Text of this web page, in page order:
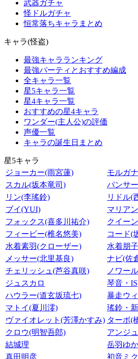
武器ガチャ
怪ドルガチャ
恒常落ちキャラまとめ
キャラ(怪盗)
最強キャラランキング
最強パーティとおすすめ編成
全キャラ一覧
星5キャラ一覧
星4キャラ一覧
おすすめの星4キャラ
ワンダー(主人公)の評価
声優一覧
キャラの誕生日まとめ
星5キャラ
ジョーカー(雨宮蓮)
モルガ
スカル(坂本竜司)
パンサ
リン(李瑤鈴)
リドル(
ブイ(YUI)
マリア
フォックス(喜多川祐介)
クイー
フィービー(椎名悠美)
コード(
水着素羽(クローザー)
水着朋
メッサー(北里基良)
ナビ(佐
チェリッシュ(芦谷真咲)
ノワー
ジュスカロ
琴音・IS
ハウラー(道玄坂琉七)
暴走ウ
マトイ(夏川澪)
瑤鈴・
ヴァイオレット(芳澤かすみ) ターボ(
クロウ(明智吾郎)
アンジ
結城理
岳羽ゆ
真田明彦
初音ミク